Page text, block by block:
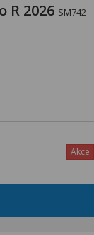
R 2026 SM742
Akce